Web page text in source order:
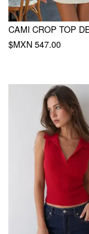
$MXN 547.00